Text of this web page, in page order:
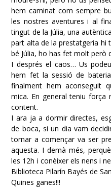
hem caminat com sempre
les nostres aventures i al
tingut de la Júlia, una
part alta de la prestatgeria hi
bé Júlia, ho has fet molt però
I després el caos… Us
hem fet la sessió de
finalment hem aconseguit
mica. En general teniu
content.
I ara ja a dormir directes,
de boca, si un dia vam
tornar a començar va ser
aquesta. I demà més,
les 12h i conèixer els nens i
Biblioteca Pilarín Bayés de
Quines ganes!!!